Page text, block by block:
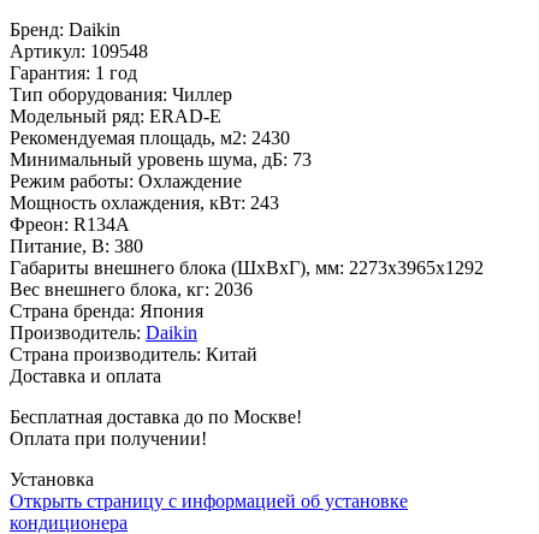
Бренд: Daikin
Артикул: 109548
Гарантия: 1 год
Тип оборудования: Чиллер
Модельный ряд: ERAD-E
Рекомендуемая площадь, м2: 2430
Минимальный уровень шума, дБ: 73
Режим работы: Охлаждение
Мощность охлаждения, кВт: 243
Фреон: R134A
Питание, В: 380
Габариты внешнего блока (ШхВхГ), мм: 2273x3965x1292
Вес внешнего блока, кг: 2036
Страна бренда: Япония
Производитель: Daikin
Страна производитель: Китай
Доставка и оплата
Бесплатная доставка до по Москве!
Оплата при получении!
Установка
Открыть страницу с информацией об установке
кондиционера